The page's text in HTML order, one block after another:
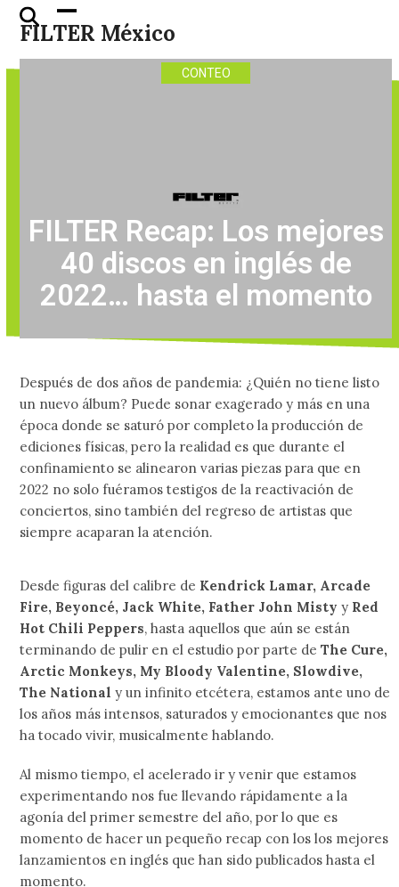
Skip
FILTER México
Open
mobile
Close
mobile
CONTEO
FILTER Recap: Los mejores
40 discos en inglés de
2022… hasta el momento
Después de dos años de pandemia: ¿Quién no tiene listo
un nuevo álbum? Puede sonar exagerado y más en una
época donde se saturó por completo la producción de
ediciones físicas, pero la realidad es que durante el
confinamiento se alinearon varias piezas para que en
2022 no solo fuéramos testigos de la reactivación de
conciertos, sino también del regreso de artistas que
siempre acaparan la atención.
Desde figuras del calibre de Kendrick Lamar, Arcade
Fire, Beyoncé, Jack White, Father John Misty y Red
Hot Chili Peppers, hasta aquellos que aún se están
terminando de pulir en el estudio por parte deThe Cure,
Arctic Monkeys, My Bloody Valentine, Slowdive,
The National y un infinito etcétera, estamos ante uno de
los años más intensos, saturados y emocionantes que nos
ha tocado vivir, musicalmente hablando.
Al mismo tiempo, el acelerado ir y venir que estamos
experimentando nos fue llevando rápidamente a la
agonía del primer semestre del año, por lo que es
momento de hacer un pequeño recap con los los mejores
lanzamientos en inglés que han sido publicados hasta el
momento.